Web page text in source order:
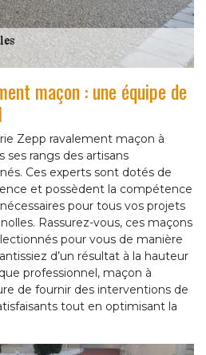
maçon : une équipe de
Zepp ravalement maçon à
ses rangs des artisans
Ces experts sont dotés de
et possèdent la compétence
pour tous vos projets
Rassurez-vous, ces maçons
pour vous de manière
d’un résultat à la hauteur
professionnel, maçon à
de fournir des interventions de
tout en optimisant la